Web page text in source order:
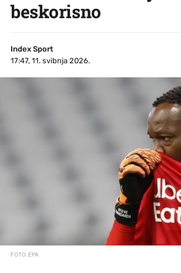
beskorisno
Index Sport
17:47, 11. svibnja 2026.
FOTO: EPA